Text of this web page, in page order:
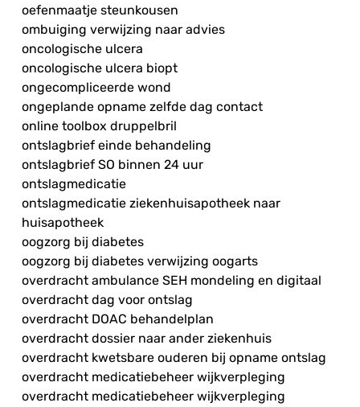
oefenmaatje steunkousen
ombuiging verwijzing naar advies
oncologische ulcera
oncologische ulcera biopt
ongecompliceerde wond
ongeplande opname zelfde dag contact
online toolbox druppelbril
ontslagbrief einde behandeling
ontslagbrief SO binnen 24 uur
ontslagmedicatie
ontslagmedicatie ziekenhuisapotheek naar
huisapotheek
oogzorg bij diabetes
oogzorg bij diabetes verwijzing oogarts
overdracht ambulance SEH mondeling en digitaal
overdracht dag voor ontslag
overdracht DOAC behandelplan
overdracht dossier naar ander ziekenhuis
overdracht kwetsbare ouderen bij opname ontslag
overdracht medicatiebeheer wijkverpleging
overdracht medicatiebeheer wijkverpleging